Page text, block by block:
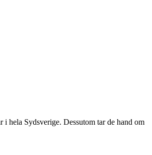
hela Sydsverige. Dessutom tar de hand om